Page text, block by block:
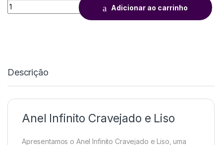
Adicionar ao carrinho
Descrição
Anel Infinito Cravejado e Liso
Apresentamos o Anel Infinito Cravejado e Liso, uma